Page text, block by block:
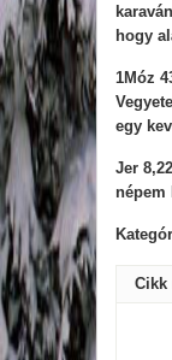
hogy
1Móz
egy
Jer
népem
Cikk